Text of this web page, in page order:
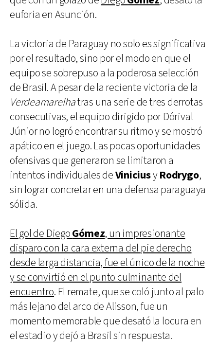
euforia en Asunción.
La victoria de Paraguay no solo es significativa
por el resultado, sino por el modo en que el
equipo se sobrepuso a la poderosa selección
de Brasil. A pesar de la reciente victoria de la
Verdeamarelhatras una serie de tres derrotas
consecutivas, el equipo dirigido por Dórival
Júnior no logró encontrar su ritmo y se mostró
apático en el juego. Las pocas oportunidades
ofensivas que generaron se limitaron a
intentos individuales deViniciusyRodrygo,
sin lograr concretar en una defensa paraguaya
sólida.
El gol de DiegoGómez, un impresionante
disparo con la cara externa del pie derecho
desde larga distancia, fue el único de la noche
y se convirtió en el punto culminante del
encuentro. El remate, que se coló junto al palo
más lejano del arco de Alisson, fue un
momento memorable que desató la locura en
el estadio y dejó a Brasil sin respuesta.